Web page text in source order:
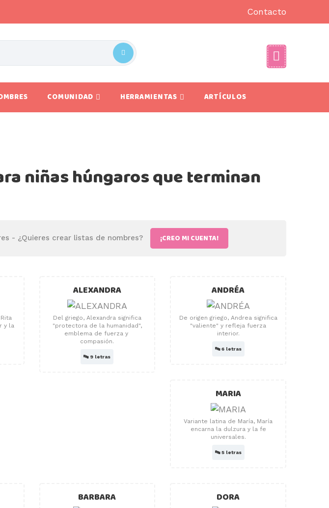
Contacto
COMUNIDAD HERRAMIENTAS ARTÍCULOS
niñas húngaros que terminan
- ¿Quieres crear listas de nombres? ¡CREO MI CUENTA!
y la
ALEXANDRA
Del griego, Alexandra significa
"protectora de la humanidad",
emblema de fuerza y ​​
compasión.
🔤 9 letras
ANDRÉA
De origen griego, Andrea significa
"valiente" y refleja fuerza
interior.
🔤6 letras
MARIA
Variante latina de María, María
encarna la dulzura y la fe
universales.
🔤5 letras
BARBARA DORA